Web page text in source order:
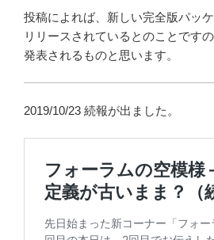
投稿によれば、新しい完全版パッ
リリースされているとのことです
発表されるものと思います。
2019/10/23 続報が出ました。